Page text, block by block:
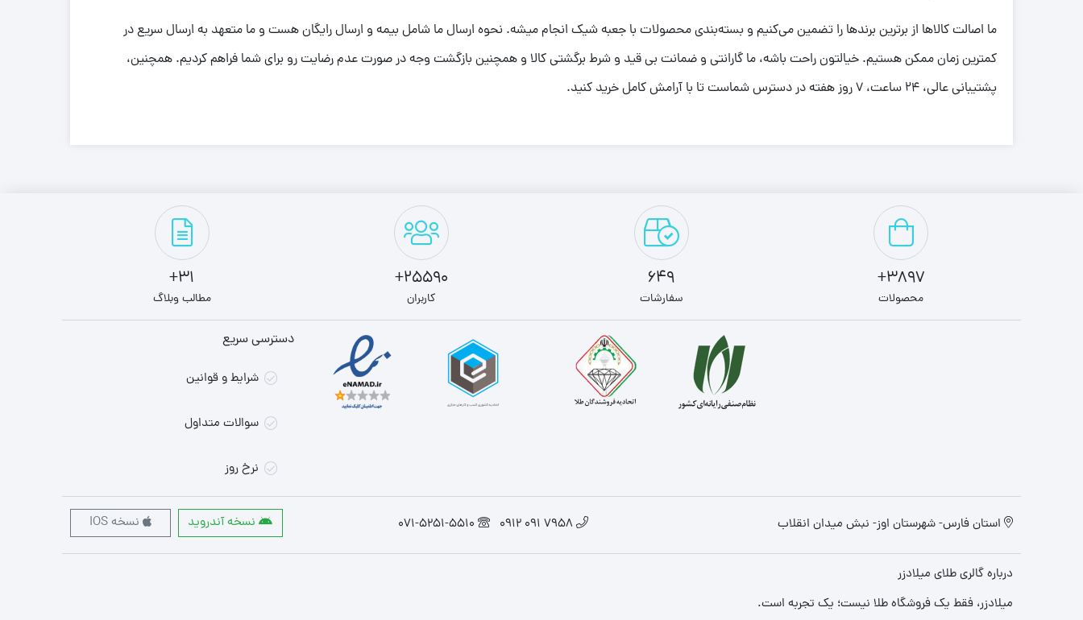
ما اصالت کالاها از برترین برندها را تضمین می‌کنیم و بسته‌بندی محصولات با جعبه شیک انجام میشه. نحوه ارسال ما شامل بیمه و ارسال رایگان هست و ما متعهد به ارسال سریع در
کمترین زمان ممکن هستیم. خیالتون راحت باشه، ما گارانتی و ضمانت بی قید و شرط برگشتی کالا و همچنین بازگشت وجه در صورت عدم رضایت رو برای شما فراهم کردیم. همچنین،
پشتیبانی عالی، 24 ساعت، 7 روز هفته در دسترس شماست تا با آرامش کامل خرید کنید.
3897+
محصولات
649
سفارشات
25590+
کاربران
31+
مطالب وبلاگ
دسترسی سریع
شرایط و قوانین
سوالات متداول
نرخ روز
استان فارس- شهرستان اوز- نبش میدان انقلاب 7958 091 0912
071-5251-5510 نسخه آندروید نسخه IOS
درباره گالری طلای میلادزر
میلادزر، فقط یک فروشگاه طلا نیست؛ یک تجربه‌ است.